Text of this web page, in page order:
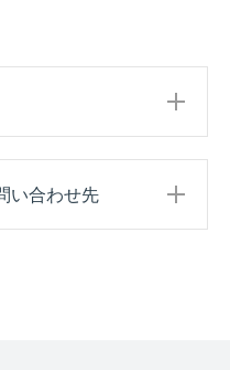
い合わせ先